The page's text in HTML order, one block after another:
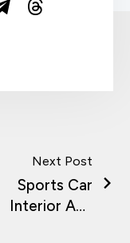
Next Post
Sports Car
Interior And